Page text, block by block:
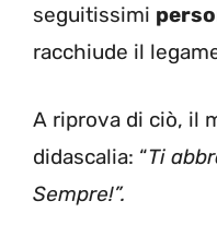
seguitissimi
racchiude il
A riprova di ciò, il
didascalia: “Ti
Sempre!”.